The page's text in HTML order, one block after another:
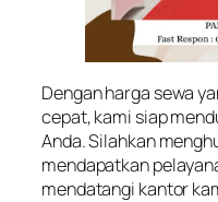
Dengan harga sewa
cepat, kami siap
Anda. Silahkan
mendapatkan
mendatangi kantor